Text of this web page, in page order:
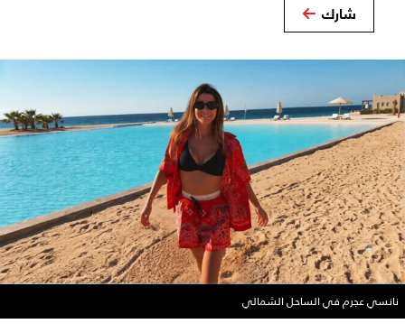
شارك
نانسي عجرم في الساحل الشمالي